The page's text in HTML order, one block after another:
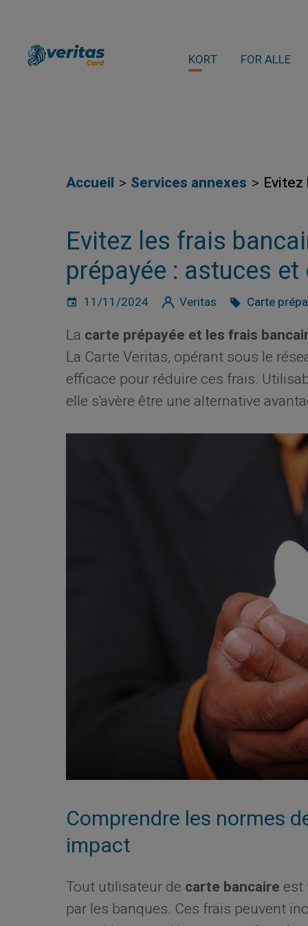
KORT FOR ALLE
Accueil Services annexes
Evitez les frais
prépayée : astuces
11/11/2024 Veritas Carte
La carte prépayée et les frais
La Carte Veritas, opérant sous le
efficace pour réduire ces frais.
elle s'avère être une alternative
Comprendre les normes
impact
Tout utilisateur de carte bancaireest
par les banques. Ces frais peuvent